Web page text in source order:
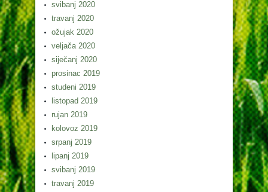
svibanj 2020
travanj 2020
ožujak 2020
veljača 2020
siječanj 2020
prosinac 2019
studeni 2019
listopad 2019
rujan 2019
kolovoz 2019
srpanj 2019
lipanj 2019
svibanj 2019
travanj 2019